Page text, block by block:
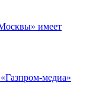
имеет
медиа»